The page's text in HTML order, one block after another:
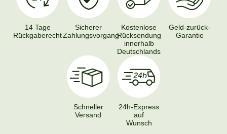
14 Tage
Rückgaberecht
Sicherer
Zahlungsvorgang
Kostenlose
Rücksendung
innerhalb
Deutschlands
Geld-zurück-
Garantie
Schneller
Versand
24h-Express
auf
Wunsch